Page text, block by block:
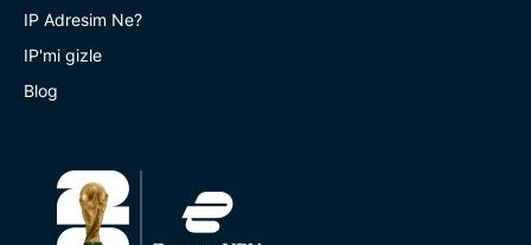
IP Adresim Ne?
IP'mi gizle
Blog